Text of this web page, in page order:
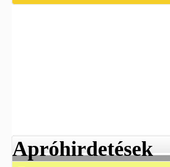
Apróhirdetések